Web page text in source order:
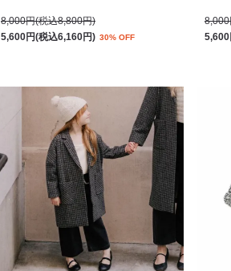
8,000円(税込8,800円)
5,600円(税込6,160円) 30% OFF